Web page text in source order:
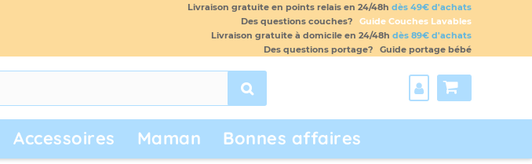
Livraison gratuite en points relais en 24/48h dès 49€ d'achats
Des questions couches?
Guide Couches Lavables
Livraison gratuite à domicile en 24/48h dès 89€ d'achats
Des questions portage?
Guide portage bébé
Accessoires Maman Bonnes affaires